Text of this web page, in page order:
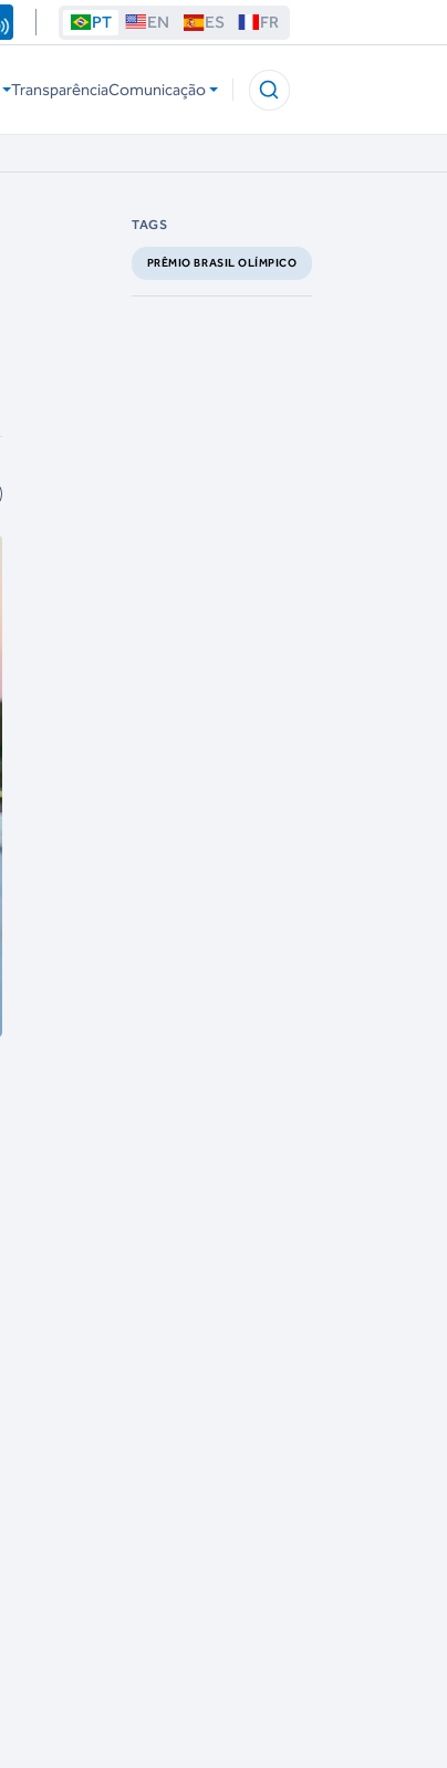
PT EN ES FR
TransparênciaComunicação
TAGS
PRÊMIO BRASIL OLÍMPICO